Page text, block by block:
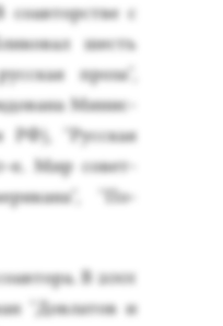
со­ав­торс­тве с
шесть
про­за",
Ми­нис­
РФ), "Рус­ская
е. Мир со­вет­
"По­
В 2001
"Дов­ла­тов и